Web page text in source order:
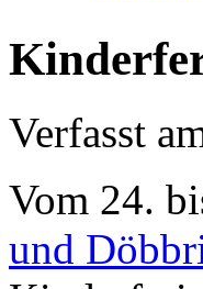
Verfasst
Vom 24.
und